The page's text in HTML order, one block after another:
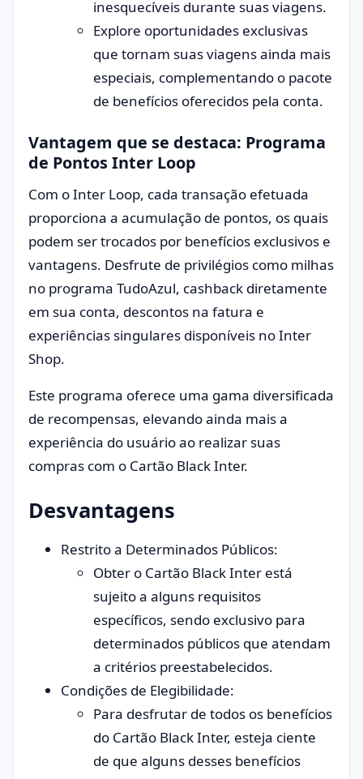
inesquecíveis durante suas viagens.
Explore oportunidades exclusivas
que tornam suas viagens ainda mais
especiais, complementando o pacote
de benefícios oferecidos pela conta.
Vantagem que se destaca: Programa
de Pontos Inter Loop
Com o Inter Loop, cada transação efetuada
proporciona a acumulação de pontos, os quais
podem ser trocados por benefícios exclusivos e
vantagens. Desfrute de privilégios como milhas
no programa TudoAzul, cashback diretamente
em sua conta, descontos na fatura e
experiências singulares disponíveis no Inter
Shop.
Este programa oferece uma gama diversificada
de recompensas, elevando ainda mais a
experiência do usuário ao realizar suas
compras com o Cartão Black Inter.
Desvantagens
Restrito a Determinados Públicos:
Obter o Cartão Black Inter está
sujeito a alguns requisitos
específicos, sendo exclusivo para
determinados públicos que atendam
a critérios preestabelecidos.
Condições de Elegibilidade:
Para desfrutar de todos os benefícios
do Cartão Black Inter, esteja ciente
de que alguns desses benefícios